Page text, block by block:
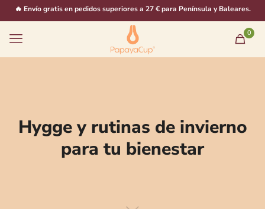
🔥 Envío gratis en pedidos superiores a 27 € para Península y Baleares.
0
Hygge y rutinas de invierno
para tu bienestar